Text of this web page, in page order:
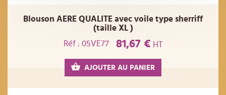
Blouson AERE QUALITE avec voile type sherriff
(taille XL )
Réf : 05VE77
81,67 € HT
AJOUTER AU PANIER